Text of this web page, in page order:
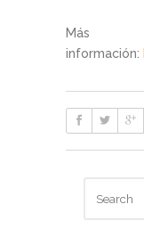
Más
información: